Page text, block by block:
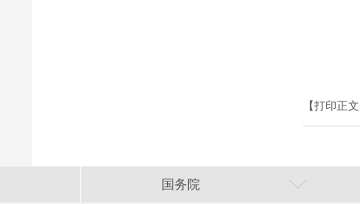
【打印正
国务院